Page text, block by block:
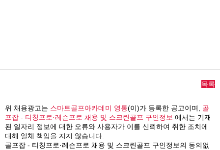
목록
위 채용광고는 스마트골프아카데미 영통(이)가 등록한 공고이며, 골
프잡 - 티칭프로·레슨프로 채용 및 스크린골프 구인정보 에서는 기재
된 일자리 정보에 대한 오류와 사용자가 이를 신뢰하여 취한 조치에
대해 일체 책임을 지지 않습니다.
골프잡 - 티칭프로·레슨프로 채용 및 스크린골프 구인정보의 동의없